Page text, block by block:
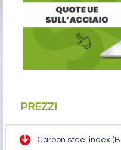
PREZZI
Carbon steel index